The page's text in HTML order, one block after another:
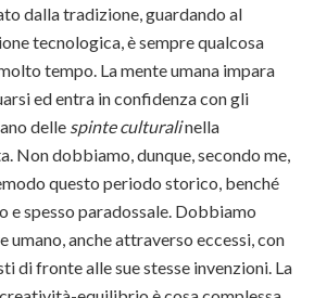
dalla tradizione, guardando al
tecnologica, è sempre qualcosa
tempo. La mente umana impara
ed entra in confidenza con gli
delle spinte culturalinella
Non dobbiamo, dunque, secondo me,
questo periodo storico, benché
e spesso paradossale. Dobbiamo
umano, anche attraverso eccessi, con
di fronte alle sue stesse invenzioni. La